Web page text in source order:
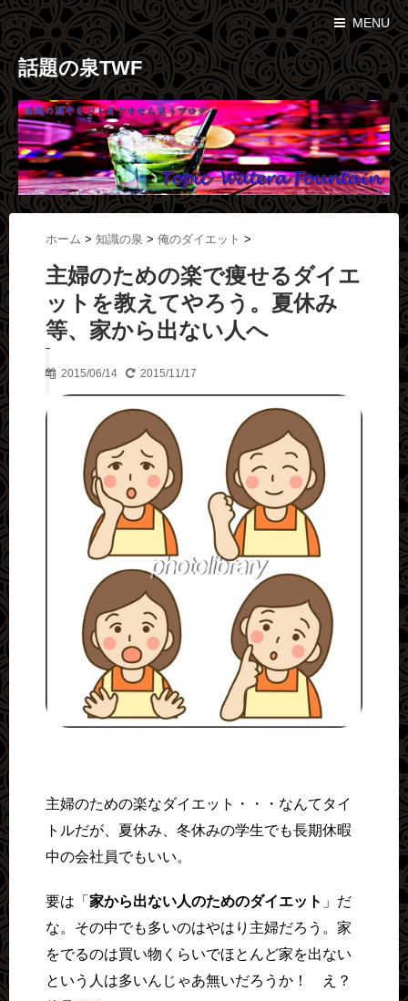
MENU
話題の泉TWF
ホーム > 知識の泉 > 俺のダイエット >
主婦のための楽で痩せるダイエ
ットを教えてやろう。夏休み
等、家から出ない人へ
2015/06/14 2015/11/17
主婦のための楽なダイエット・・・なんてタイ
トルだが、夏休み、冬休みの学生でも長期休暇
中の会社員でもいい。
要は「 家から出ない人のためのダイエット 」だ
な。その中でも多いのはやはり主婦だろう。家
をでるのは買い物くらいでほとんど家を出ない
という人は多いんじゃあ無いだろうか！ え？